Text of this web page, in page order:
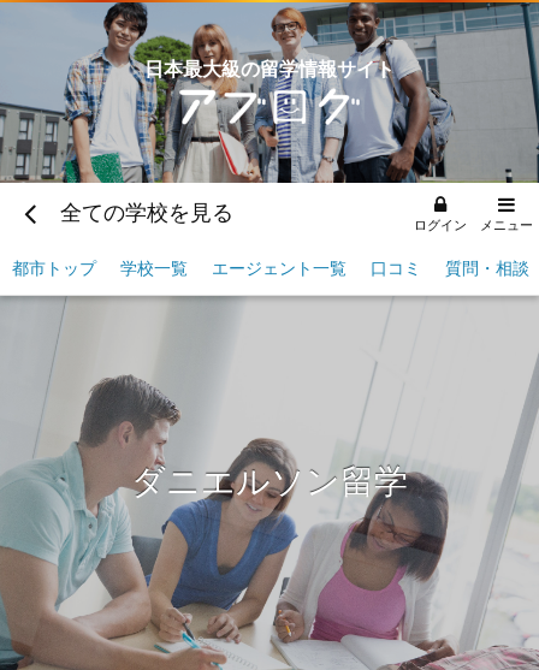
日本最大級の留学情報サイト
全ての学校を見る ログイン メニュー
都市トップ 学校一覧 エージェント一覧 口コミ 質問・相談
ダニエルソン留学